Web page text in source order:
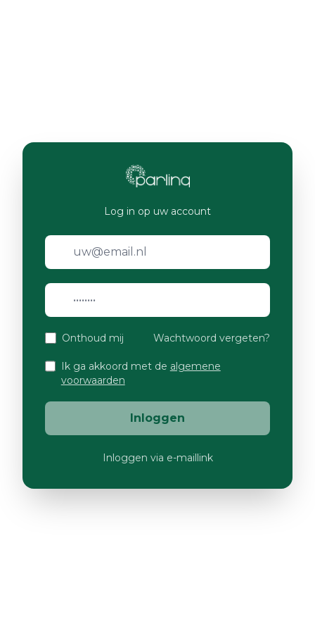
Log in op uw account
Onthoud mij Wachtwoord vergeten?
Ik ga akkoord met de algemene
voorwaarden
Inloggen
Inloggen via e-maillink